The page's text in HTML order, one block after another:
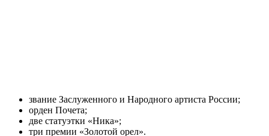
звание Заслуженного и Народного артиста России;
орден Почета;
две статуэтки «Ника»;
три премии «Золотой орел».